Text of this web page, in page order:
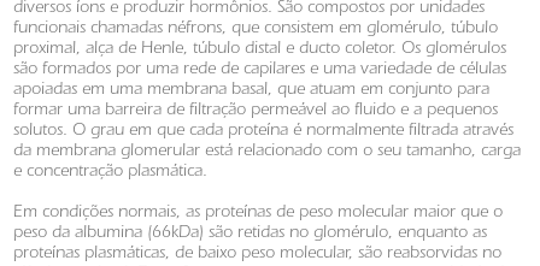
diversos íons e produzir hormônios. São compostos por unidades
funcionais chamadas néfrons, que consistem em glomérulo, túbulo
proximal, alça de Henle, túbulo distal e ducto coletor. Os glomérulos
são formados por uma rede de capilares e uma variedade de células
apoiadas em uma membrana basal, que atuam em conjunto para
formar uma barreira de filtração permeável ao fluido e a pequenos
solutos. O grau em que cada proteína é normalmente filtrada através
da membrana glomerular está relacionado com o seu tamanho, carga
e concentração plasmática.
Em condições normais, as proteínas de peso molecular maior que o
peso da albumina (66kDa) são retidas no glomérulo, enquanto as
proteínas plasmáticas, de baixo peso molecular, são reabsorvidas no